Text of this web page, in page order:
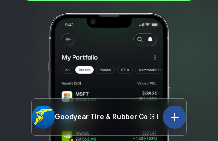
Goodyear Tire & Rubber Co GT